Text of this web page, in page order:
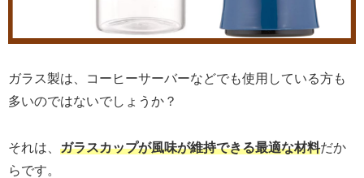
ガラス製は、コーヒーサーバーなどでも使用している方も
多いのではないでしょうか？
それは、 ガラスカップが風味が維持できる最適な材料だか
らです。